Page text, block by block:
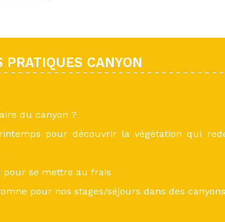
PRATIQUES CANYON
du canyon ?
pour découvrir la végétation qui
pour se mettre au frais
pour nos stages/séjours dans des